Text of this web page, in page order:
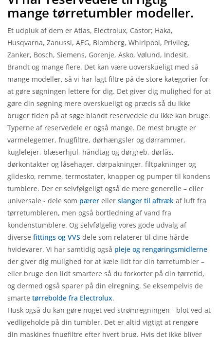
mange tørretumbler modeller.
Et udpluk af dem er Atlas, Electrolux, Castor; Haka,
Husqvarna, Zanussi, AEG, Blomberg, Whirlpool, Privileg,
Zanker, Bosch, Siemens, Gorenje, Asko, Vølund, Indesit,
Brandt og mange flere. Det kan være uoverskueligt med så
mange modeller, så vi har lagt filtre på de store kategorier for
at gøre søgningen lettere for dig. Det giver dig mulighed for at
gøre din søgning mere overskueligt og præcis så du ikke
bruger tiden på at søge blandt reservedele du ikke kan bruge.
Typerne af reservedele er også mange. De mest brugte er
varmelegemer, fnugfiltre, dørhængsler og dørrammer,
kuglelejer, blæserhjul, håndtag og dørgreb, dørlås,
dørkontakter og låsehager, dørpakninger, filtpakninger og
glidesko, remme, termostater, knapper og pumper til kondens
tumblere. Der er selvfølgeligt også de mere generelle – eller
universale - dele som pærer eller slanger til aftræk af luft fra
tørretumbleren, men også bortledning af vand fra
kondenstumblere. Og selvfølgelig vores gode udvalg af
diverse fittings og VVS dele som relaterer til dine hårde
hvidevarer. Vi har samtidig også pleje og rengøringsmidlerne
der giver dig mulighed for at kæle lidt for din tørretumbler –
eller bruge den lidt smartere så du forkorter på din tørretid,
og dermed også sparer på din elregning. Se eksempelvis de
smarte tørrebolde fra Electrolux.
Husk også du kan gøre noget ved strømregningen - blot ved at
vedligeholde på din tumbler. Det er altid vigtigt at rengøre
din maskines fnugfiltre efter hvert brug. Hvis det ikke bliver